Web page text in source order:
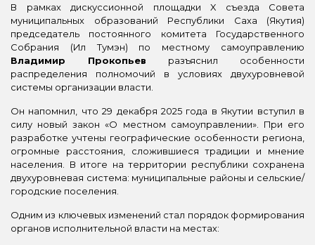
В рамках дискуссионной площадки X съезда Совета
муниципальных образований Республики Саха (Якутия)
председатель постоянного комитета Государственного
Собрания (Ил Тумэн) по местному самоуправлению
Владимир Прокопьев разъяснил особенности
распределения полномочий в условиях двухуровневой
системы организации власти.
Он напомнил, что 29 декабря 2025 года в Якутии вступил в
силу новый закон «О местном самоуправлении». При его
разработке учтены географические особенности региона,
огромные расстояния, сложившиеся традиции и мнение
населения. В итоге на территории республики сохранена
двухуровневая система: муниципальные районы и сельские/
городские поселения.
Одним из ключевых изменений стал порядок формирования
органов исполнительной власти на местах: